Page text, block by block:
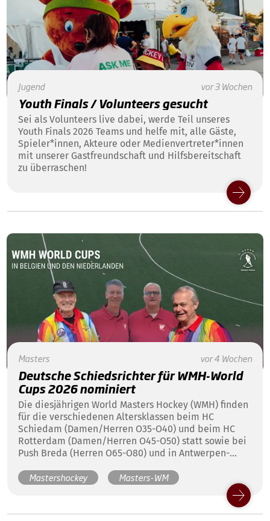
Jugend vor 3 Wochen
Youth Finals / Volunteers gesucht
Sei als Volunteers live dabei, werde Teil unseres
Youth Finals 2026 Teams und helfe mit, alle Gäste,
Spieler*innen, Akteure oder Medienvertreter*innen
mit unserer Gastfreundschaft und Hilfsbereitschaft
zu überraschen!
Masters vor 4 Wochen
Deutsche Schiedsrichter für WMH-World
Cups 2026 nominiert
Die diesjährigen World Masters Hockey (WMH) finden
für die verschiedenen Altersklassen beim HC
Schiedam (Damen/Herren O35-O40) und beim HC
Rotterdam (Damen/Herren O45-O50) statt sowie bei
Push Breda (Herren O65-O80) und in Antwerpen-
O65/Herren O55-O60) und gleich vier deutsche
Schiedsrichter sind für diese bedeutenden Events
Mastershockey Masters-WM